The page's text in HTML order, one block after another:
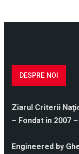
DESPRE NOI
Ziarul Criterii
– Fondat în 2007 –
Engineered by